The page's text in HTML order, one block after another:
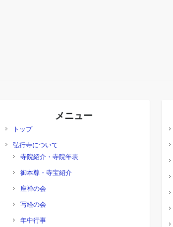
メニュー
トップ
弘行寺について
寺院紹介・寺院年表
御本尊・寺宝紹介
座禅の会
写経の会
年中行事